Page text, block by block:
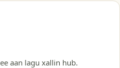
aan lagu xallin hub.